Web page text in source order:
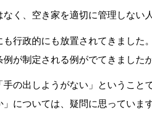
く、空き家を適切に管理しない
行政的にも放置されてきました。
が制定される例がでてきました
の出しようがない」ということ
については、疑問に思っていま